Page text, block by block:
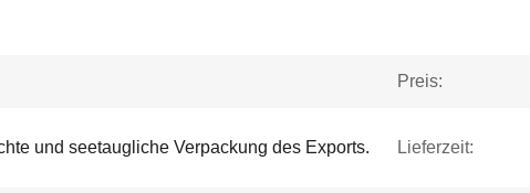
Preis:
und seetaugliche Verpackung des Exports. Lieferzeit: